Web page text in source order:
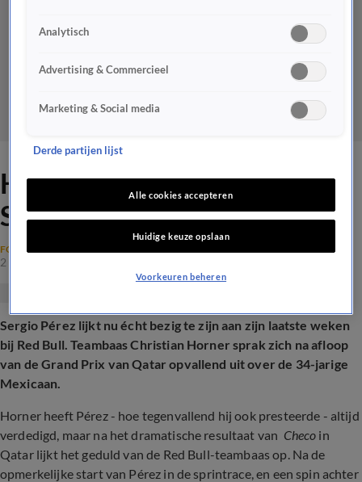
Horner hint op vertrek
Sergio Pérez bij Red Bull
FORMULE 1
2 dec 2024, 13:22
Sergio Pérez lijkt nu écht bezig te zijn aan zijn laatste weken
bij Red Bull. Teambaas Christian Horner sprak zich na afloop
van de Grand Prix van Qatar opvallend uit over de 34-jarige
Mexicaan.
Horner heeft Pérez - hoe tegenvallend hij ook presteerde - altijd
verdedigd, maar na het dramatische resultaat van Checo in
Qatar lijkt het geduld van de Red Bull-teambaas op. Na de
opmerkelijke start van Pérez in de sprintrace, en een spin achter
Analytisch
Advertising & Commercieel
Marketing & Social media
Derde partijen lijst
Alle cookies accepteren
Huidige keuze opslaan
Voorkeuren beheren